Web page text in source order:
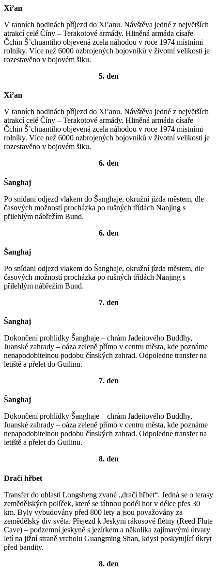
Xi’an
V ranních hodinách příjezd do Xi’anu. Návštěva jedné z největších
atrakcí celé Číny – Terakotové armády. Hliněná armáda císaře
Čchin Š’chuantiho objevená zcela náhodou v roce 1974 místními
rolníky. Více než 6000 ozbrojených bojovníků v životní velikosti je
rozestavěno v bojovém šiku.
5. den
Xi’an
V ranních hodinách příjezd do Xi’anu. Návštěva jedné z největších
atrakcí celé Číny – Terakotové armády. Hliněná armáda císaře
Čchin Š’chuantiho objevená zcela náhodou v roce 1974 místními
rolníky. Více než 6000 ozbrojených bojovníků v životní velikosti je
rozestavěno v bojovém šiku.
6. den
Šanghaj
Po snídani odjezd vlakem do Šanghaje, okružní jízda městem, dle
časových možností procházka po rušných třídách Nanjing s
přilehlým nábřežím Bund.
6. den
Šanghaj
Po snídani odjezd vlakem do Šanghaje, okružní jízda městem, dle
časových možností procházka po rušných třídách Nanjing s
přilehlým nábřežím Bund.
7. den
Šanghaj
Dokončení prohlídky Šanghaje – chrám Jadeitového Buddhy,
Juanské zahrady – oáza zeleně přímo v centru města, kde poznáme
nenapodobitelnou podobu čínských zahrad. Odpoledne transfer na
letiště a přelet do Guilinu.
7. den
Šanghaj
Dokončení prohlídky Šanghaje – chrám Jadeitového Buddhy,
Juanské zahrady – oáza zeleně přímo v centru města, kde poznáme
nenapodobitelnou podobu čínských zahrad. Odpoledne transfer na
letiště a přelet do Guilinu.
8. den
Dračí hřbet
Transfer do oblasti Longsheng zvané „dračí hřbet“. Jedná se o terasy
zemědělských políček, které se táhnou podél hor v délce přes 30
km. Byly vybudovány před 800 lety a jsou považovány za
zemědělský div světa. Přejezd k Jeskyni rákosové flétny (Reed Flute
Cave) – podzemní jeskyně s jezírkem a několika zajímavými útvary
letí na jižní straně vrcholu Guangming Shan, kdysi poskytující úkryt
před bandity.
8. den